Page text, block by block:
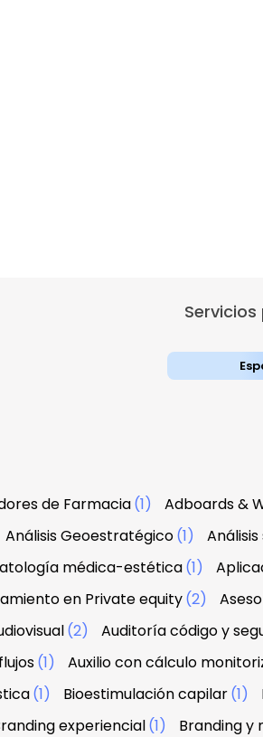
de Farmacia(1) Adboards &
Análisis Geoestratégico(1)
médica-estética(1)
en Private equity(2)
(2) Auditoría código y
(1) Auxilio con cálculo
(1) Bioestimulación capilar(1)
experiencial(1) Branding y